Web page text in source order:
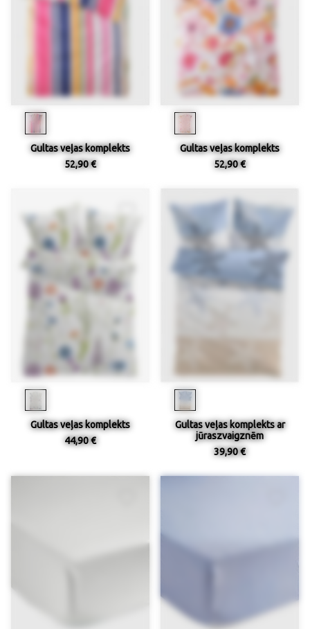
Gultas veļas komplekts
52,90 €
Gultas veļas komplekts
52,90 €
Gultas veļas komplekts
44,90 €
Gultas veļas komplekts ar
jūraszvaigznēm
39,90 €